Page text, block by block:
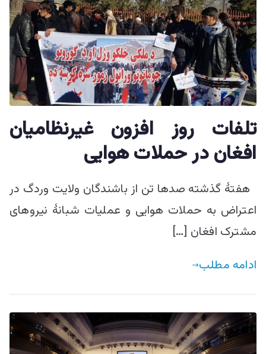
تلفات روز افزون غیرنظامیان
افغان در حملات هوایی
هفتۀ گذشته صدها تن از باشندگان ولایت وردگ در
اعتراض به حملات هوایی و عملیات شبانۀ نیروهای
مشترک افغان […]
ادامه مطلب